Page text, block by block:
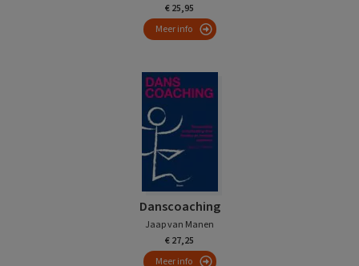
€ 25,95
Meer info
Danscoaching
Jaap van Manen
€ 27,25
Meer info